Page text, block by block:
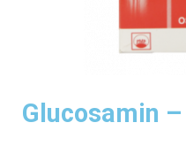
Glucosamin